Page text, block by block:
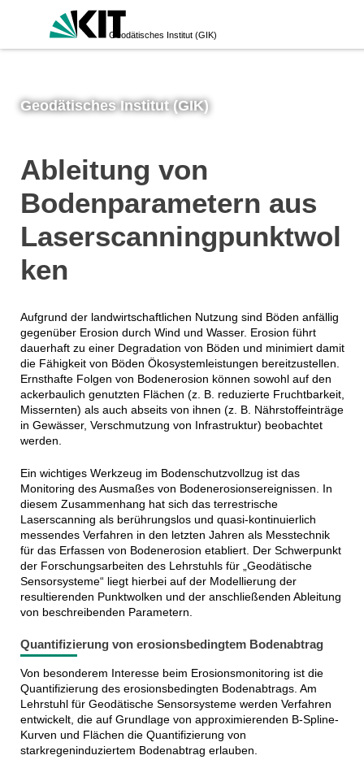
Geodätisches Institut (GIK)
Geodätisches Institut (GIK)
Ableitung von
Bodenparametern aus
Laserscanningpunktwol
ken
Aufgrund der landwirtschaftlichen Nutzung sind Böden anfällig
gegenüber Erosion durch Wind und Wasser. Erosion führt
dauerhaft zu einer Degradation von Böden und minimiert damit
die Fähigkeit von Böden Ökosystemleistungen bereitzustellen.
Ernsthafte Folgen von Bodenerosion können sowohl auf den
ackerbaulich genutzten Flächen (z. B. reduzierte Fruchtbarkeit,
Missernten) als auch abseits von ihnen (z. B. Nährstoffeinträge
in Gewässer, Verschmutzung von Infrastruktur) beobachtet
werden.
Ein wichtiges Werkzeug im Bodenschutzvollzug ist das
Monitoring des Ausmaßes von Bodenerosionsereignissen. In
diesem Zusammenhang hat sich das terrestrische
Laserscanning als berührungslos und quasi-kontinuierlich
messendes Verfahren in den letzten Jahren als Messtechnik
für das Erfassen von Bodenerosion etabliert. Der Schwerpunkt
der Forschungsarbeiten des Lehrstuhls für „Geodätische
Sensorsysteme“ liegt hierbei auf der Modellierung der
resultierenden Punktwolken und der anschließenden Ableitung
von beschreibenden Parametern.
Quantifizierung von erosionsbedingtem Bodenabtrag
Von besonderem Interesse beim Erosionsmonitoring ist die
Quantifizierung des erosionsbedingten Bodenabtrags. Am
Lehrstuhl für Geodätische Sensorsysteme werden Verfahren
entwickelt, die auf Grundlage von approximierenden B-Spline-
Kurven und Flächen die Quantifizierung von
starkregeninduziertem Bodenabtrag erlauben.